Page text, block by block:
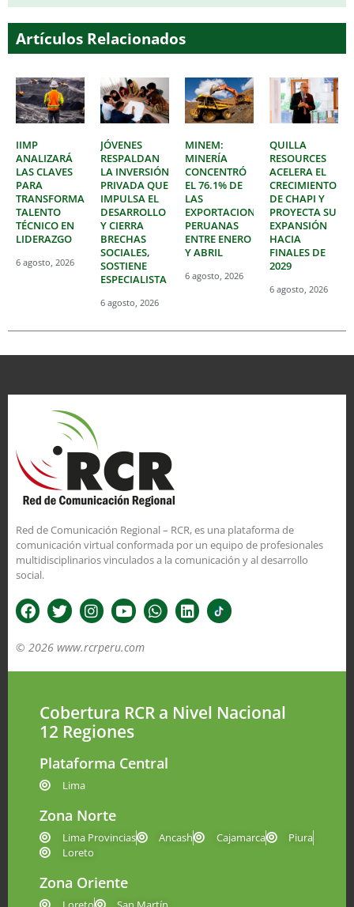
Artículos Relacionados
IIMP
ANALIZARÁ
LAS CLAVES
PARA
TRANSFORMAR
TALENTO
TÉCNICO EN
LIDERAZGO
6 agosto, 2026
JÓVENES
RESPALDAN
LA INVERSIÓN
PRIVADA QUE
IMPULSA EL
DESARROLLO
Y CIERRA
BRECHAS
SOCIALES,
SOSTIENE
ESPECIALISTA
6 agosto, 2026
MINEM:
MINERÍA
CONCENTRÓ
EL 76.1% DE
LAS
EXPORTACIONES
PERUANAS
ENTRE ENERO
Y ABRIL
6 agosto, 2026
QUILLA
RESOURCES
ACELERA EL
CRECIMIENTO
DE CHAPI Y
PROYECTA SU
EXPANSIÓN
HACIA
FINALES DE
2029
6 agosto, 2026
Red de Comunicación Regional – RCR, es una plataforma de
comunicación virtual conformada por un equipo de profesionales
multidisciplinarios vinculados a la comunicación y al desarrollo
social.
© 2026 www.rcrperu.com
Cobertura RCR a Nivel Nacional
12 Regiones
Plataforma Central
Lima
Zona Norte
Lima Provincias Ancash Cajamarca
Piura
Loreto
Zona Oriente